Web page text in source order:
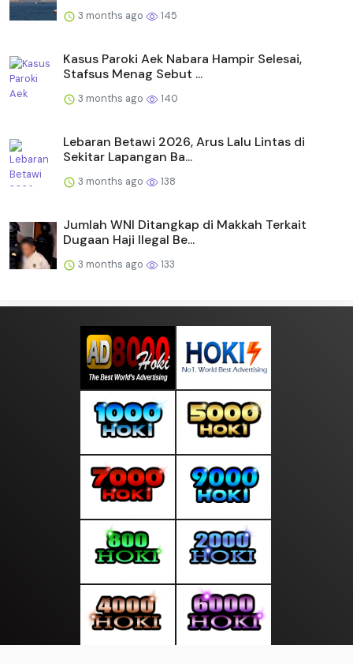
3 months ago 145
Kasus Paroki Aek Nabara Hampir Selesai,
Stafsus Menag Sebut ...
3 months ago 140
Lebaran Betawi 2026, Arus Lalu Lintas di
Sekitar Lapangan Ba...
3 months ago 138
Jumlah WNI Ditangkap di Makkah Terkait
Dugaan Haji Ilegal Be...
3 months ago 133